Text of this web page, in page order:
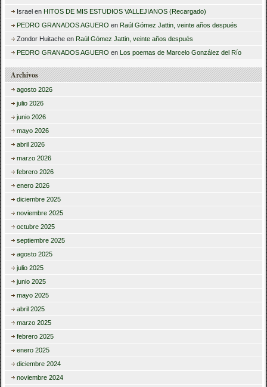
Israel en HITOS DE MIS ESTUDIOS VALLEJIANOS (Recargado)
PEDRO GRANADOS AGUERO en Raúl Gómez Jattin, veinte años después
Zondor Huitache en Raúl Gómez Jattin, veinte años después
PEDRO GRANADOS AGUERO en Los poemas de Marcelo González del Río
Archivos
agosto 2026
julio 2026
junio 2026
mayo 2026
abril 2026
marzo 2026
febrero 2026
enero 2026
diciembre 2025
noviembre 2025
octubre 2025
septiembre 2025
agosto 2025
julio 2025
junio 2025
mayo 2025
abril 2025
marzo 2025
febrero 2025
enero 2025
diciembre 2024
noviembre 2024